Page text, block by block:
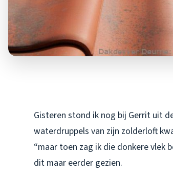
Gisteren stond ik nog bij Gerrit uit
waterdruppels van zijn zolderloft
“maar toen zag ik die donkere vlek
dit maar eerder gezien.